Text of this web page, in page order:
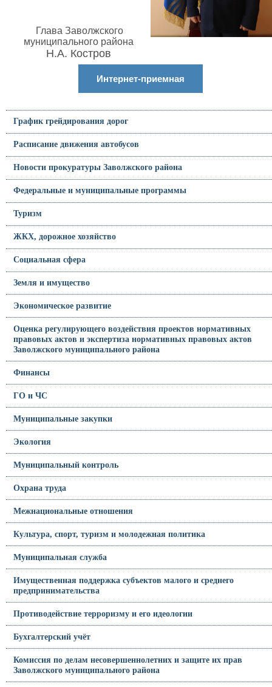
Глава Заволжского
муниципального района
Н.А. Костров
Интернет-приемная
График грейдирования дорог
Расписание движения автобусов
Новости прокуратуры Заволжского района
Федеральные и муниципальные программы
Туризм
ЖКХ, дорожное хозяйство
Социальная сфера
Земля и имущество
Экономическое развитие
Оценка регулирующего воздействия проектов нормативных
правовых актов и экспертиза нормативных правовых актов
Заволжского муниципального района
Финансы
ГО и ЧС
Муниципальные закупки
Экология
Муниципальный контроль
Охрана труда
Межнациональные отношения
Культура, спорт, туризм и молодежная политика
Муниципальная служба
Имущественная поддержка субъектов малого и среднего
предпринимательства
Противодействие терроризму и его идеологии
Бухгалтерский учёт
Комиссия по делам несовершеннолетних и защите их прав
Заволжского муниципального района